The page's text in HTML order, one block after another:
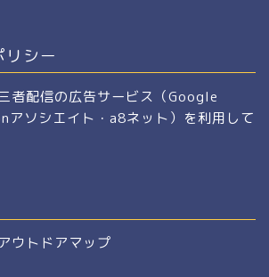
リシー
者配信の広告サービス（Google
アソシエイト・a8ネット）を利用して
ウトドアマップ